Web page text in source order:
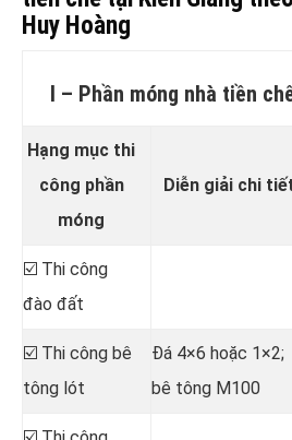
Huy Hoàng
I – Phần móng nhà tiền
Hạng mục thi
công phần
móng
Diễn giải chi
☑️ Thi công
đào đất
☑️ Thi công bê
tông lót
Đá 4×6 hoặc 1×2;
bê tông M100